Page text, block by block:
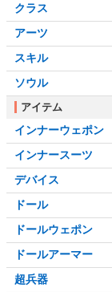
クラス
アーツ
スキル
ソウル
アイテム
インナーウェポン
インナースーツ
デバイス
ドール
ドールウェポン
ドールアーマー
超兵器